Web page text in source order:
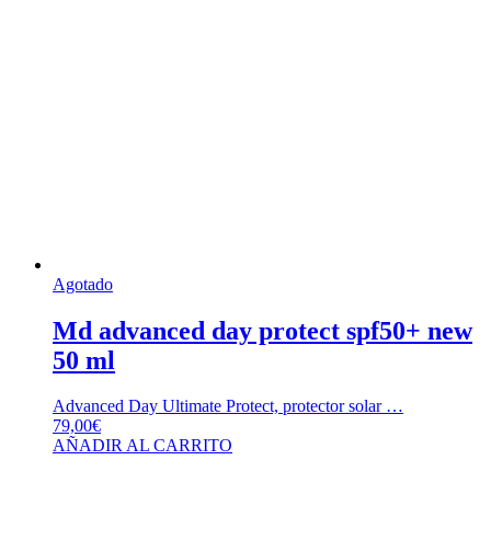
Agotado
Md advanced day protect spf50+ new
50 ml
Advanced Day Ultimate Protect, protector solar …
79,00€
AÑADIR AL CARRITO